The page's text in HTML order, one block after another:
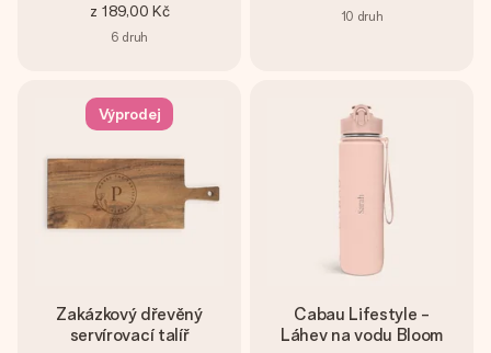
z 189,00 Kč
6 druh
10 druh
Výprodej
Zakázkový dřevěný
servírovací talíř
Cabau Lifestyle -
Láhev na vodu Bloom